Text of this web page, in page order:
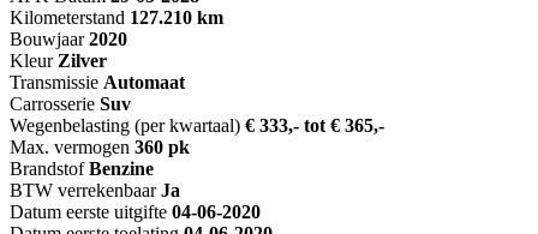
Kilometerstand 127.210 km
Bouwjaar 2020
Kleur Zilver
Transmissie Automaat
Carrosserie Suv
Wegenbelasting (per kwartaal) € 333,- tot € 365,-
Max. vermogen 360 pk
Brandstof Benzine
BTW verrekenbaar Ja
Datum eerste uitgifte 04-06-2020